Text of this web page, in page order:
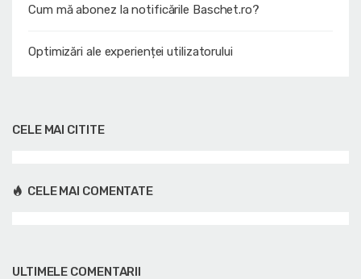
Cum mă abonez la notificările Baschet.ro?
Optimizări ale experienței utilizatorului
CELE MAI CITITE
CELE MAI COMENTATE
ULTIMELE COMENTARII